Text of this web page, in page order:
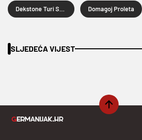
Domagoj Proleta
SLJEDEĆA VIJEST